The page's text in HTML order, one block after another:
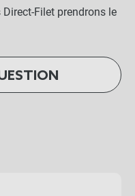
Filet prendrons le